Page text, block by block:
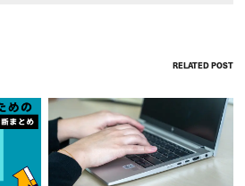
RELATED POST